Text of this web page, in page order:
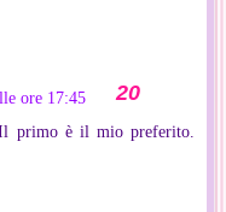
ore 17:45
primo è il mio preferito.